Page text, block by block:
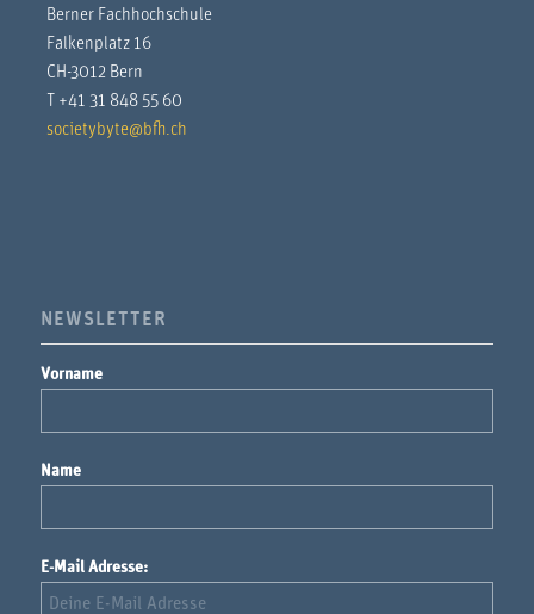
Berner Fachhochschule
Falkenplatz 16
CH-3012 Bern
T +41 31 848 55 60
societybyte@bfh.ch
NEWSLETTER
Vorname
Name
E-Mail Adresse: